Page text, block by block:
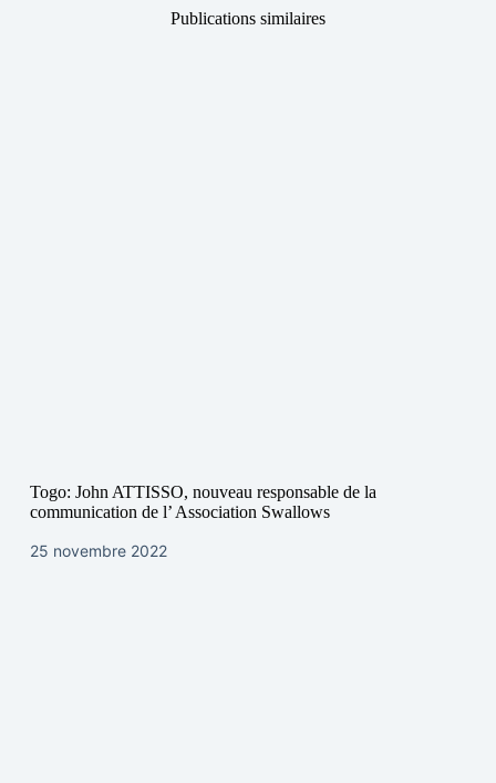
Publications similaires
Togo: John ATTISSO, nouveau responsable de la
communication de l’ Association Swallows
25 novembre 2022